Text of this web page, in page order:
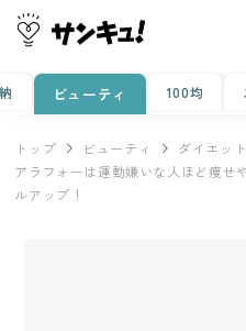
ビューティ 100均
トップ ビューティ
ダイエット
アラフォーは運動嫌いな人ほど痩せ
ルアップ！